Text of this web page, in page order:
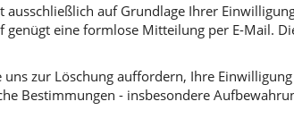
auf Grundlage Ihrer
eine formlose Mitteilung per E-Mail.
zur Löschung auffordern, Ihre
Bestimmungen - insbesondere